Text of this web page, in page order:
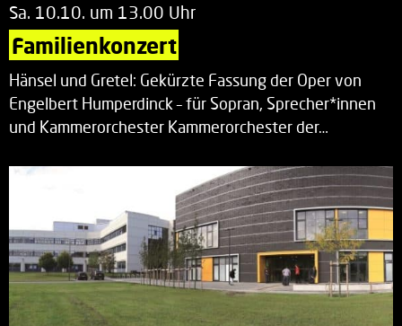
Sa. 10.10. um 13.00 Uhr
Familienkonzert
Hänsel und Gretel: Gekürzte Fassung der Oper von
Engelbert Humperdinck – für Sopran, Sprecher*innen
und Kammerorchester Kammerorchester der…